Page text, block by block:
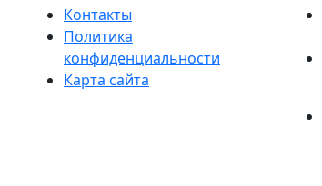
Контакты
Политика
конфиденциальности
Карта сайта